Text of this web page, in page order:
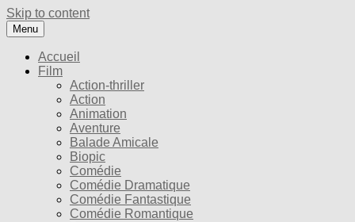
Skip to content
Menu
Accueil
Film
Action-thriller
Action
Animation
Aventure
Balade Amicale
Biopic
Comédie
Comédie Dramatique
Comédie Fantastique
Comédie Romantique